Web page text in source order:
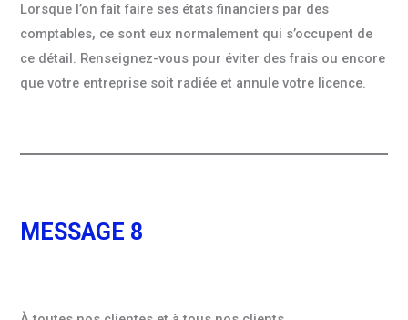
Lorsque l’on fait faire ses états financiers par des
comptables, ce sont eux normalement qui s’occupent de
ce détail. Renseignez-vous pour éviter des frais ou encore
que votre entreprise soit radiée et annule votre licence.
MESSAGE 8